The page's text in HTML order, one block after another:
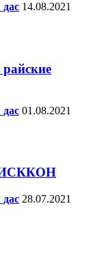
14.08.2021
01.08.2021
ИСККОН
28.07.2021